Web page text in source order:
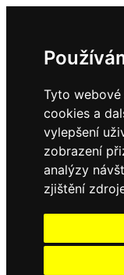
Tyto
cookies a
vylepšení
zobrazení
analýzy
zjištění